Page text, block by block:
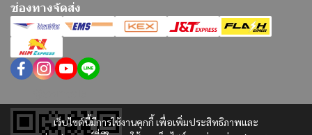
เว็บไซต์นี้มีการใช้งานคุกกี้ เพื่อเพิ่มประสิทธิภาพและ
ช่องทางจัดส่ง